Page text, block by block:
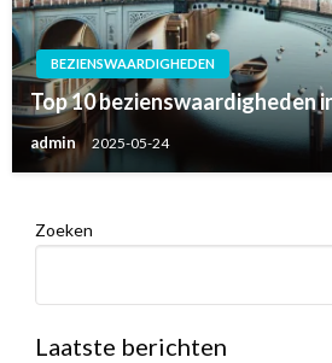
BEZIENSWAARDIGHEDEN
Top 10 bezienswaardigheden
admin 2025-05-24
Zoeken
Laatste berichten